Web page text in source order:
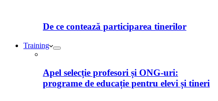
De ce contează participarea tinerilor
Training
Apel selecție profesori și ONG-uri:
programe de educație pentru elevi și tineri